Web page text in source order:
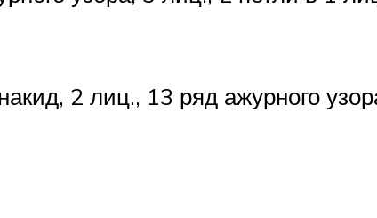
2 лиц., 13 ряд ажурного